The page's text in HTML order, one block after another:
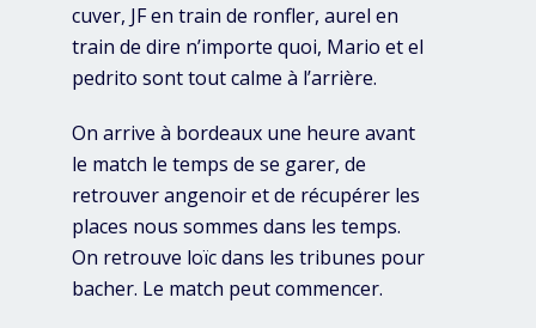
cuver, JF en train de ronfler, aurel en
train de dire n’importe quoi, Mario et el
pedrito sont tout calme à l’arrière.
On arrive à bordeaux une heure avant
le match le temps de se garer, de
retrouver angenoir et de récupérer les
places nous sommes dans les temps.
On retrouve loïc dans les tribunes pour
bacher. Le match peut commencer.